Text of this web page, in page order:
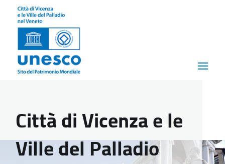
Città di Vicenza e le
Ville del Palladio